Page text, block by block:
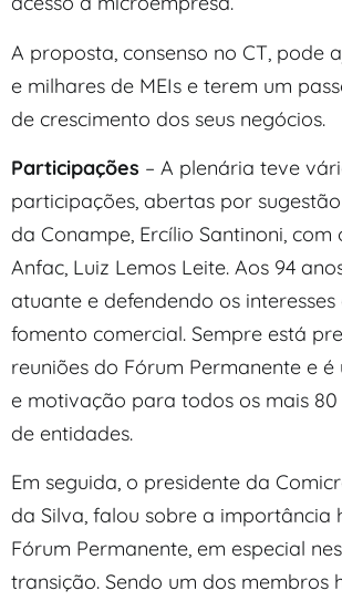
A proposta, consenso no CT, pode
e milhares de MEIs e terem um
de crescimento dos seus negócios.
Participações – A plenária teve
participações, abertas por
da Conampe, Ercílio Santinoni,
Anfac, Luiz Lemos Leite. Aos 94
atuante e defendendo os
fomento comercial. Sempre está
reuniões do Fórum Permanente e
e motivação para todos os mais
de entidades.
Em seguida, o presidente da
da Silva, falou sobre a importância
Fórum Permanente, em especial
transição. Sendo um dos membros